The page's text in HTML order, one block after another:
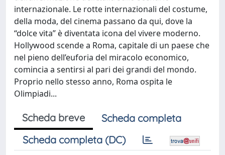
internazionale. Le rotte internazionali del costume,
della moda, del cinema passano da qui, dove la
“dolce vita” è diventata icona del vivere moderno.
Hollywood scende a Roma, capitale di un paese che
nel pieno dell’euforia del miracolo economico,
comincia a sentirsi al pari dei grandi del mondo.
Proprio nello stesso anno, Roma ospita le
Olimpiadi...
Scheda breve
Scheda completa
Scheda completa (DC)